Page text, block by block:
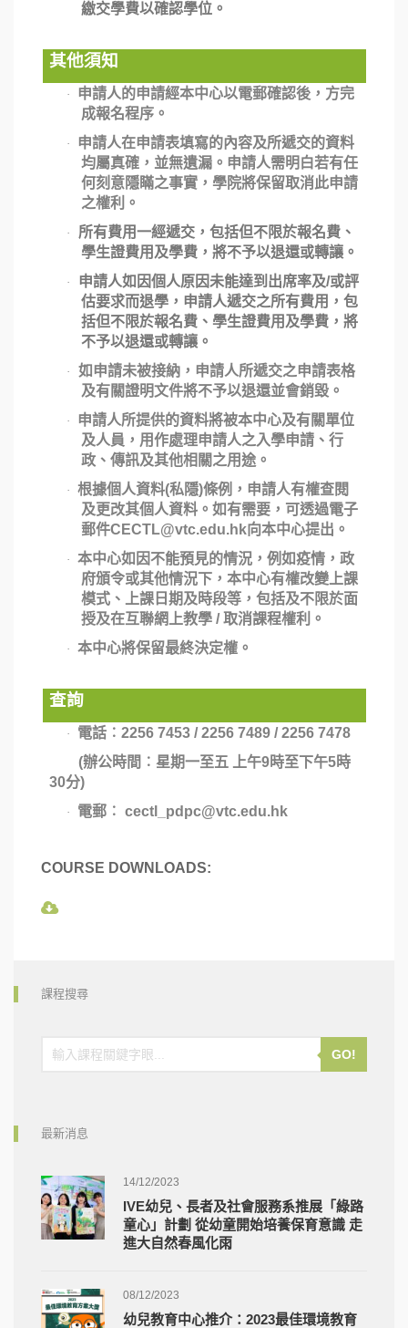
繳交學費以確認學位。
其他須知
·
申請人的申請經本中心以電郵確認後，方完
成報名程序。
·
申請人在申請表填寫的內容及所遞交的資料
均屬真確，並無遺漏。申請人需明白若有任
何刻意隱瞞之事實，學院將保留取消此申請
之權利。
·
所有費用一經遞交，包括但不限於報名費、
學生證費用及學費，將不予以退還或轉讓。
·
申請人如因個人原因未能達到出席率及/或評
估要求而退學，申請人遞交之所有費用，包
括但不限於報名費、學生證費用及學費，將
不予以退還或轉讓。
·
如申請未被接納，申請人所遞交之申請表格
及有關證明文件將不予以退還並會銷毀。
·
申請人所提供的資料將被本中心及有關單位
及人員，用作處理申請人之入學申請、行
政、傳訊及其他相關之用途。
· 根據個人資料(私隱)條例，申請人有權查閱
及更改其個人資料。如有需要，可透過電子
郵件CECTL@vtc.edu.hk向本中心提出。
· 本中心如因不能預見的情況，例如疫情，政
府頒令或其他情況下，本中心有權改變上課
模式、上課日期及時段等，包括及不限於面
授及在互聯網上教學/取消課程權利。
· 本中心將保留最終決定權。
查詢
· 電話︰ 2256 7453 / 2256 7489 / 2256 7478
(辦公時間︰星期一至五 上午9時至下午5時
30分)
· 電郵︰ cectl_pdpc@vtc.edu.hk
COURSE DOWNLOADS:
課程搜尋
GO!
最新消息
14/12/2023
IVE幼兒、長者及社會服務系推展「綠路
童心」計劃 從幼童開始培養保育意識 走
進大自然春風化雨
08/12/2023
幼兒教育中心推介：2023最佳環境教育